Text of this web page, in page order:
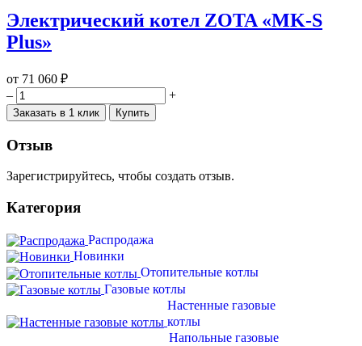
Электрический котел ZOTA «MK-S
Plus»
от 71 060 ₽
–
+
Заказать в 1 клик Купить
Отзыв
Зарегистрируйтесь, чтобы создать отзыв.
Категория
Распродажа
Новинки
Отопительные котлы
Газовые котлы
Настенные газовые
котлы
Напольные газовые